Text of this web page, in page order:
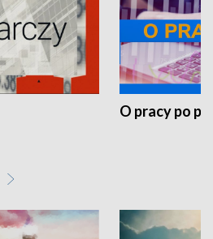
O pracy po